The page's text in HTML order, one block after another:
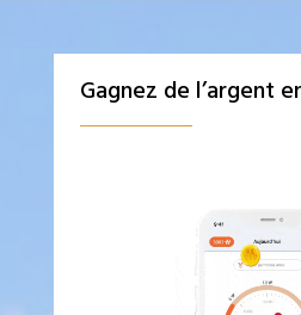
Gagnez de l’argent